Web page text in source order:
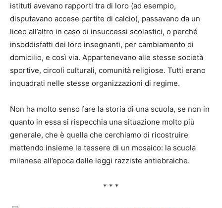
istituti avevano rapporti tra di loro (ad esempio,
disputavano accese partite di calcio), passavano da un
liceo all’altro in caso di insuccessi scolastici, o perché
insoddisfatti dei loro insegnanti, per cambiamento di
domicilio, e così via. Appartenevano alle stesse società
sportive, circoli culturali, comunità religiose. Tutti erano
inquadrati nelle stesse organizzazioni di regime.
Non ha molto senso fare la storia di una scuola, se non in
quanto in essa si rispecchia una situazione molto più
generale, che è quella che cerchiamo di ricostruire
mettendo insieme le tessere di un mosaico: la scuola
milanese all’epoca delle leggi razziste antiebraiche.
* * *